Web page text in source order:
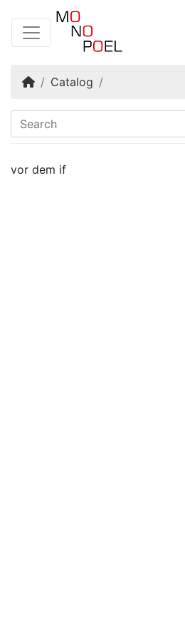
HomeCatalog
vor dem if